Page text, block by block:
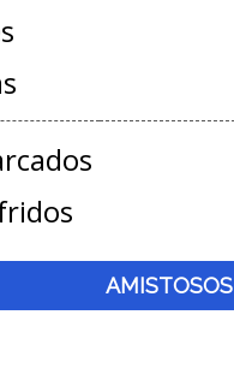
AMISTOSOS